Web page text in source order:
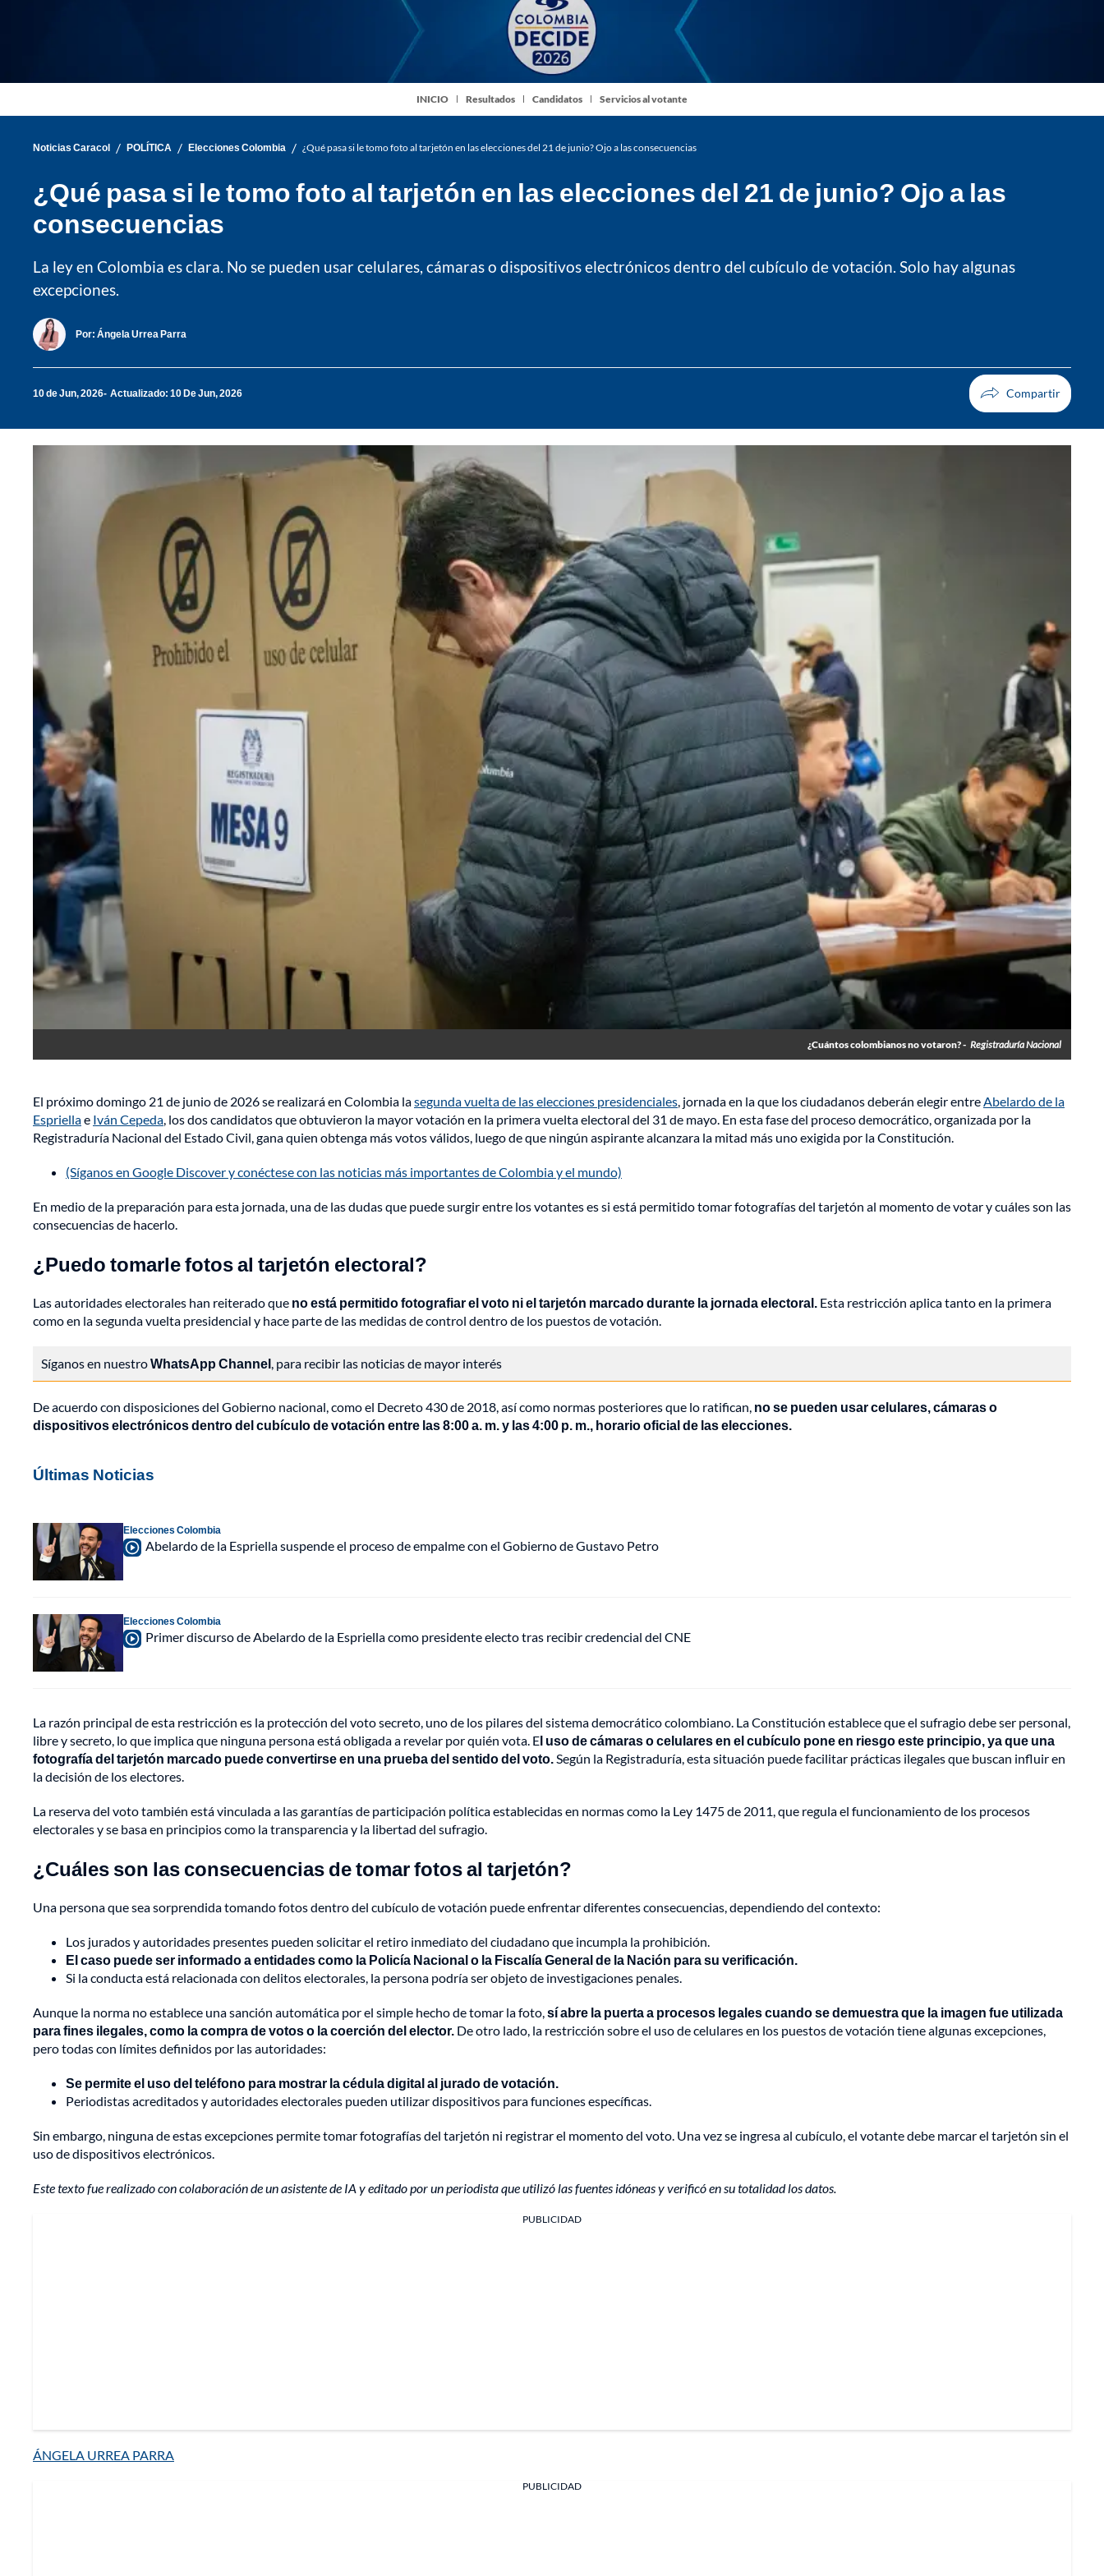
INICIO Resultados Candidatos Servicios al votante
Noticias Caracol / POLÍTICA / Elecciones Colombia / ¿Qué pasa si le tomo foto al tarjetón en las elecciones del 21 de junio? Ojo a las consecuencias
¿Qué pasa si le tomo foto al tarjetón en las elecciones del 21 de junio? Ojo a las
consecuencias
La ley en Colombia es clara. No se pueden usar celulares, cámaras o dispositivos electrónicos dentro del cubículo de votación. Solo hay algunas
excepciones.
Por: Ángela Urrea Parra
10 de Jun, 2026 Actualizado: 10 De Jun, 2026
Copiar enlace
Telegram
¿Cuántos colombianos no votaron? - Registraduría Nacional
El próximo domingo 21 de junio de 2026 se realizará en Colombia lasegunda vuelta de las elecciones presidenciales , jornada en la que los ciudadanos deberán elegir entre Abelardo de la
Espriellae Iván Cepeda , los dos candidatos que obtuvieron la mayor votación en la primera vuelta electoral del 31 de mayo. En esta fase del proceso democrático, organizada por la
Registraduría Nacional del Estado Civil, gana quien obtenga más votos válidos, luego de que ningún aspirante alcanzara la mitad más uno exigida por la Constitución.
(Síganos en Google Discover y conéctese con las noticias más importantes de Colombia y el mundo)
En medio de la preparación para esta jornada, una de las dudas que puede surgir entre los votantes es si está permitido tomar fotografías del tarjetón al momento de votar y cuáles son las
consecuencias de hacerlo.
¿Puedo tomarle fotos al tarjetón electoral?
Las autoridades electorales han reiterado que no está permitido fotografiar el voto ni el tarjetón marcado durante la jornada electoral. Esta restricción aplica tanto en la primera
como en la segunda vuelta presidencial y hace parte de las medidas de control dentro de los puestos de votación.
Síganos en nuestroWhatsApp Channel , para recibir las noticias de mayor interés
De acuerdo con disposiciones del Gobierno nacional, como el Decreto 430 de 2018, así como normas posteriores que lo ratifican, no se pueden usar celulares, cámaras o
dispositivos electrónicos dentro del cubículo de votación entre las 8:00 a. m. y las 4:00 p. m., horario oficial de las elecciones.
Últimas Noticias
Elecciones Colombia
Abelardo de la Espriella suspende el proceso de empalme con el Gobierno de Gustavo Petro
Elecciones Colombia
Primer discurso de Abelardo de la Espriella como presidente electo tras recibir credencial del CNE
La razón principal de esta restricción es la protección del voto secreto, uno de los pilares del sistema democrático colombiano. La Constitución establece que el sufragio debe ser personal,
libre y secreto, lo que implica que ninguna persona está obligada a revelar por quién vota. El uso de cámaras o celulares en el cubículo pone en riesgo este principio, ya que una
fotografía del tarjetón marcado puede convertirse en una prueba del sentido del voto. Según la Registraduría, esta situación puede facilitar prácticas ilegales que buscan influir en
la decisión de los electores.
La reserva del voto también está vinculada a las garantías de participación política establecidas en normas como la Ley 1475 de 2011, que regula el funcionamiento de los procesos
electorales y se basa en principios como la transparencia y la libertad del sufragio.
¿Cuáles son las consecuencias de tomar fotos al tarjetón?
Una persona que sea sorprendida tomando fotos dentro del cubículo de votación puede enfrentar diferentes consecuencias, dependiendo del contexto:
Los jurados y autoridades presentes pueden solicitar el retiro inmediato del ciudadano que incumpla la prohibición.
El caso puede ser informado a entidades como la Policía Nacional o la Fiscalía General de la Nación para su verificación.
Si la conducta está relacionada con delitos electorales, la persona podría ser objeto de investigaciones penales.
Aunque la norma no establece una sanción automática por el simple hecho de tomar la foto, sí abre la puerta a procesos legales cuando se demuestra que la imagen fue utilizada
para fines ilegales, como la compra de votos o la coerción del elector. De otro lado, la restricción sobre el uso de celulares en los puestos de votación tiene algunas excepciones,
pero todas con límites definidos por las autoridades:
Se permite el uso del teléfono para mostrar la cédula digital al jurado de votación.
Periodistas acreditados y autoridades electorales pueden utilizar dispositivos para funciones específicas.
Sin embargo, ninguna de estas excepciones permite tomar fotografías del tarjetón ni registrar el momento del voto. Una vez se ingresa al cubículo, el votante debe marcar el tarjetón sin el
uso de dispositivos electrónicos.
Este texto fue realizado con colaboración de un asistente de IA y editado por un periodista que utilizó las fuentes idóneas y verificó en su totalidad los datos.
PUBLICIDAD
ÁNGELA URREA PARRA
PUBLICIDAD